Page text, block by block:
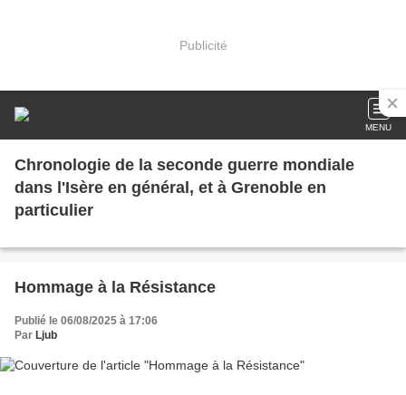
Publicité
MENU
Chronologie de la seconde guerre mondiale
dans l'Isère en général, et à Grenoble en
particulier
Hommage à la Résistance
Publié le 06/08/2025 à 17:06
Par Ljub